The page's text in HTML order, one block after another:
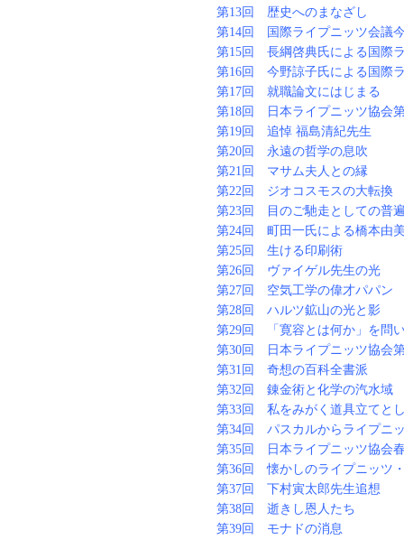
第13回 歴史へのまなざし
第14回 国際ライプニッツ会議
第15回 長綱啓典氏による国際
第16回 今野諒子氏による国際
第17回 就職論文にはじまる
第18回 日本ライプニッツ協会
第19回 追悼 福島清紀先生
第20回 永遠の哲学の息吹
第21回 マサム夫人との縁
第22回 ジオコスモスの大転換
第23回 目のご馳走としての普
第24回 町田一氏による橋本由
第25回 生ける印刷術
第26回 ヴァイゲル先生の光
第27回 空気工学の偉才パパン
第28回 ハルツ鉱山の光と影
第29回 「寛容とは何か」を問
第30回 日本ライプニッツ協会
第31回 奇想の百科全書派
第32回 錬金術と化学の汽水域
第33回 私をみがく道具立てと
第34回 パスカルからライプニ
第35回 日本ライプニッツ協会
第36回 懐かしのライプニッツ
第37回 下村寅太郎先生追想
第38回 逝きし恩人たち
第39回 モナドの消息